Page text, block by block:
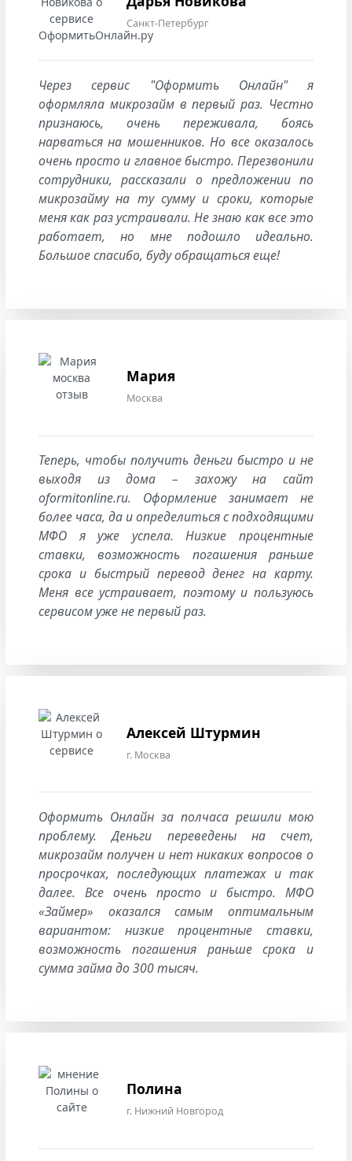
Санкт-Петербург
Через сервис "Оформить Онлайн" я
оформляла микрозайм в первый раз. Честно
признаюсь, очень переживала, боясь
нарваться на мошенников. Но все оказалось
очень просто и главное быстро. Перезвонили
сотрудники, рассказали о предложении по
микрозайму на ту сумму и сроки, которые
меня как раз устраивали. Не знаю как все это
работает, но мне подошло идеально.
Большое спасибо, буду обращаться еще!
Мария
Москва
Теперь, чтобы получить деньги быстро и не
выходя из дома – захожу на сайт
oformitonline.ru. Оформление занимает не
более часа, да и определиться с подходящими
МФО я уже успела. Низкие процентные
ставки, возможность погашения раньше
срока и быстрый перевод денег на карту.
Меня все устраивает, поэтому и пользуюсь
сервисом уже не первый раз.
Алексей Штурмин
г. Москва
Оформить Онлайн за полчаса решили мою
проблему. Деньги переведены на счет,
микрозайм получен и нет никаких вопросов о
просрочках, последующих платежах и так
далее. Все очень просто и быстро. МФО
«Займер» оказался самым оптимальным
вариантом: низкие процентные ставки,
возможность погашения раньше срока и
сумма займа до 300 тысяч.
Полина
г. Нижний Новгород